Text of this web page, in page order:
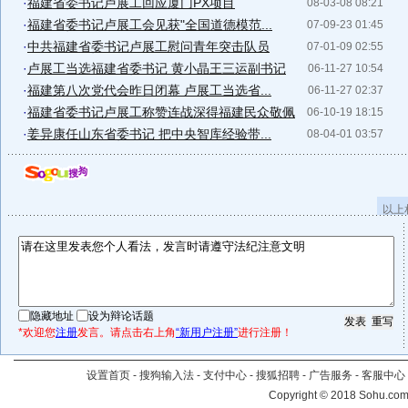
08-03-08 08:21
07-09-23 01:45
·福建省委书记卢展工会见获"全国道德模范...
07-01-09 02:55
·中共福建省委书记卢展工慰问青年突击队员
06-11-27 10:54
· 卢展工当选福建省委书记 黄小晶王三运副书记
06-11-27 02:37
·福建第八次党代会昨日闭幕 卢展工当选省...
06-10-19 18:15
·福建省委书记卢展工称赞连战深得福建民众敬佩
08-04-01 03:57
·姜异康任山东省委书记 把中央智库经验带...
以
隐藏地址
设为辩论话题
*欢迎您注册发言。请点击右上角“新用户注册”进行注册！
设置首页 - 搜狗输入法 - 支付中心 - 搜狐招聘 - 广告服务 - 客服中心
Copyright©2018